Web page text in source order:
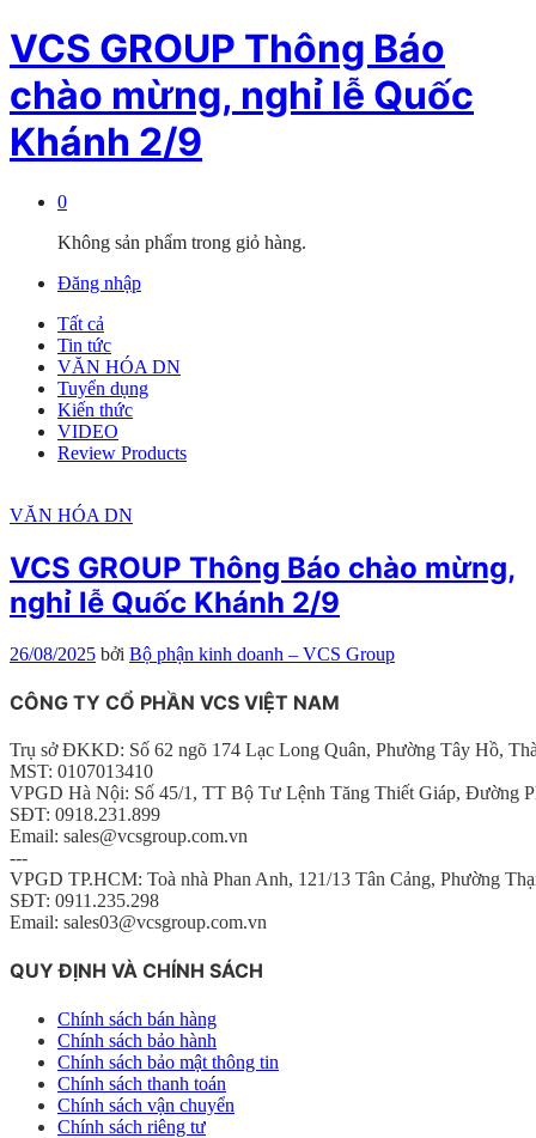
VCS GROUP Thông Báo
chào mừng, nghỉ lễ Quốc
Khánh 2/9
0
Không sản phẩm trong giỏ hàng.
Đăng nhập
Tất cả
Tin tức
VĂN HÓA DN
Tuyển dụng
Kiến thức
VIDEO
Review Products
VĂN HÓA DN
VCS GROUP Thông Báo chào mừng,
nghỉ lễ Quốc Khánh 2/9
26/08/2025 bởi Bộ phận kinh doanh – VCS Group
CÔNG TY CỔ PHẦN VCS VIỆT NAM
Trụ sở ĐKKD: Số 62 ngõ 174 Lạc Long Quân, Phường Tây Hồ,
MST: 0107013410
VPGD Hà Nội: Số 45/1, TT Bộ Tư Lệnh Tăng Thiết Giáp, Đường
SĐT: 0918.231.899
Email: sales@vcsgroup.com.vn
---
VPGD TP.HCM: Toà nhà Phan Anh, 121/13 Tân Cảng, Phường
SĐT: 0911.235.298
Email: sales03@vcsgroup.com.vn
QUY ĐỊNH VÀ CHÍNH SÁCH
Chính sách bán hàng
Chính sách bảo hành
Chính sách bảo mật thông tin
Chính sách thanh toán
Chính sách vận chuyển
Chính sách riêng tư